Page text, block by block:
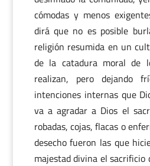
cómodas y menos
dirá que no es posible
religión resumida en un
de la catadura moral de
realizan, pero dejando
intenciones internas que
va a agradar a Dios el
robadas, cojas, flacas o
desecho fueron las que
majestad divina el sacrificio